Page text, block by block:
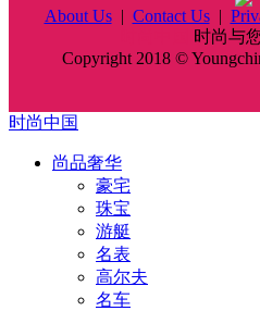
About Us| Contact Us|
时尚与
Copyright 2018 ©
时尚中国
尚品奢华
豪宅
珠宝
游艇
名表
高尔夫
名车